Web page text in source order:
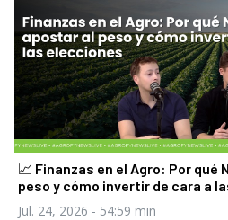
📈 Finanzas en el Agro: Por qué
peso y cómo invertir de cara a
Jul. 24, 2026 - 54:59 min